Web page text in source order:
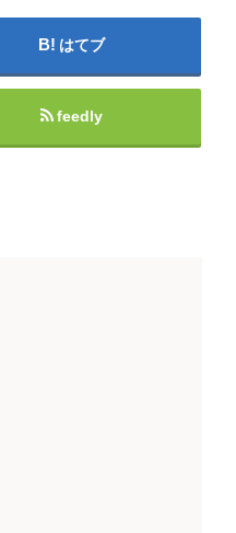
はてブ
feedly